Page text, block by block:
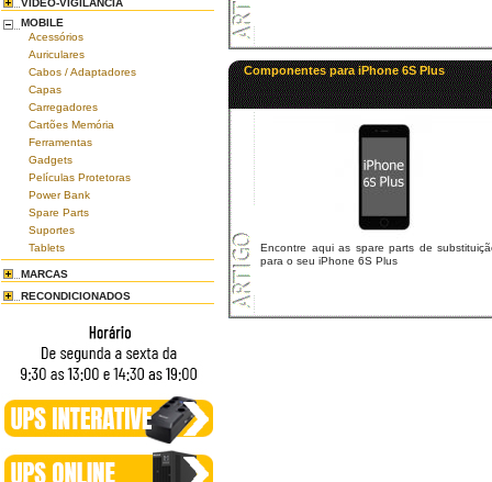
VIDEO-VIGILÂNCIA
MOBILE
Acessórios
Auriculares
Cabos / Adaptadores
Capas
Carregadores
Cartões Memória
Ferramentas
Gadgets
Películas Protetoras
Power Bank
Spare Parts
Suportes
Tablets
MARCAS
RECONDICIONADOS
Componentes para iPhone 6S Plus
Encontre aqui as spare parts de
para o seu iPhone 6S Plus